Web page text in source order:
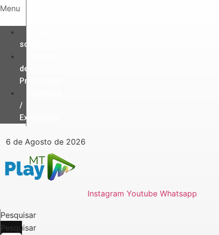
Ir
o
conteúdo
Menu
somos
de
Privacidade
/
Expediente
6 de Agosto de 2026
Instagram Youtube Whatsapp
Pesquisar
Pesquisar